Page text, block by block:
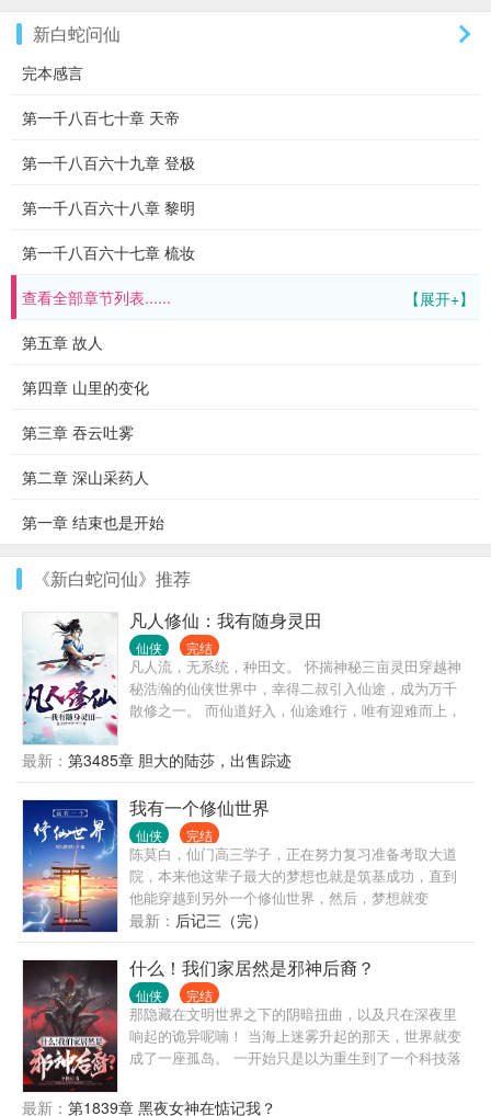
新白蛇问仙
完本感言
第一千八百七十章 天帝
第一千八百六十九章 登极
第一千八百六十八章 黎明
第一千八百六十七章 梳妆
【展开+】
查看全部章节列表......
第五章 故人
第四章 山里的变化
第三章 吞云吐雾
第二章 深山采药人
第一章 结束也是开始
《新白蛇问仙》推荐
凡人修仙：我有随身灵田
仙侠 完结
凡人流，无系统，种田文。 怀揣神秘三亩灵田穿越神
秘浩瀚的仙侠世界中，幸得二叔引入仙途，成为万千
散修之一。 而仙道好入，仙途难行，唯有迎难而上，
丹，元婴···）
最新： 第3485章 胆大的陆莎，出售踪迹
我有一个修仙世界
仙侠 完结
陈莫白，仙门高三学子，正在努力复习准备考取大道
院，本来他这辈子最大的梦想也就是筑基成功，直到
他能穿越到另外一个修仙世界，然后，梦想就变
了……
最新： 后记三（完）
什么！我们家居然是邪神后裔？
仙侠 完结
那隐藏在文明世界之下的阴暗扭曲，以及只在深夜里
响起的诡异呢喃！ 当海上迷雾升起的那天，世界就变
成了一座孤岛。 一开始只是以为重生到了一个科技落
己长的“亿”表人才，性格也凭“亿”近人，倒是不用像以
最新： 第1839章 黑夜女神在惦记我？